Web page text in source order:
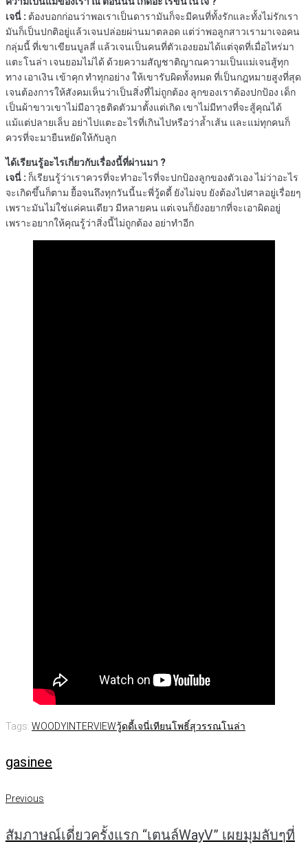
เจนี่ : ต้องบอกก่อนว่าพอเราเป็นดารามันก็จะมีคนที่ทั้งรักและทั้งไม่รักเรา
มันก็เป็นปกติอยู่แล้วเจนปล่อยผ่านมาตลอด แต่ว่าพอลูกสาวเรามาเจอคน
กลุ่มนี้ ที่เขาเขียนบูลลี่ แล้วเจนเป็นคนที่ตัวเองยอมได้แต่จุดที่เมื่อไหร่มา
แตะโนล่า เจนยอมไม่ได้ ด้วยความสัญชาติญาณความเป็นแม่เจนสู้ทุก
ทาง เอาเงิน เข้าคุก ทำทุกอย่าง ให้เขารับผิดทั้งหมด ที่เป็นกฎหมายสูงที่สุด
เจนต้องการให้สังคมเห็นว่าเป็นสิ่งที่ไม่ถูกต้อง ลูกของเราต้องปกป้อง เด็ก
เป็นผ้าขาวเขาไม่มีอาวุธติดตัวมาตั้งแต่เกิด เขาไม่มีทางที่จะสู้คุณได้
แม้แต่ปลายเล็บ อย่าไปแตะอะไรที่เกินไปหรือว่าล้ำเส้น และแม่ทุกคนก็
ควรที่จะมายืนหยัดให้กับลูก
ได้เรียนรู้อะไรเกี่ยวกับเรื่องนี้ที่ผ่านมา ?
เจนี่ : ก็เรียนรู้ว่าเราควรที่จะทำอะไรที่จะปกป้องลูกของตัวเอง ไม่ว่าอะไร
จะเกิดขึ้นก็ตาม ยื้อจนถึงทุกวันนี้นะพี่วู้ดดี้ ยังไม่จบ ยังต้องไปศาลอยู่เรื่อยๆ
เพราะมันไม่ใช่แค่คนเดียว มีหลายคน แต่เจนก็ยังอยากที่จะเอาผิดอยู่
เพราะอยากให้คุณรู้ว่าสิ่งนี้ไม่ถูกต้อง อย่าทำอีก
Tags: WOODYINTERVIEWวู้ดดี้เจนี่เทียนโพธิ์สุวรรณโนล่า
gasinee
แนะแนว
เรื่อง
Previous
Previous
สัมภาษณ์เดี่ยวครั้งแรก “เตนล์WayV” เผยมุมลับๆที่